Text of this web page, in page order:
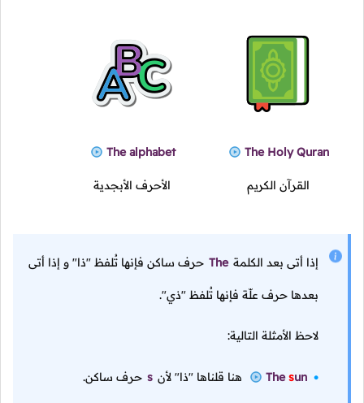
The Holy Quran
القرآن الكريم
The alphabet
الأحرف الأبجدية
إذا أتى بعد الكلمة The حرف ساكن فإنها تُلفظ "ذا" و إذا أتى
بعدها حرف علّة فإنها تُلفظ "ذي".
لاحظ الأمثلة التالية:
Thesun هنا قلناها "ذا" لأن s حرف ساكن.